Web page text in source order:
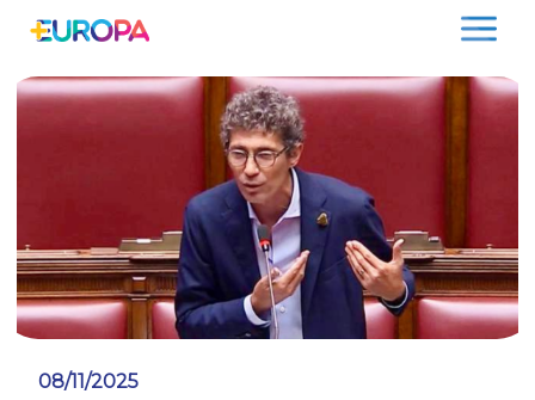
08/11/2025